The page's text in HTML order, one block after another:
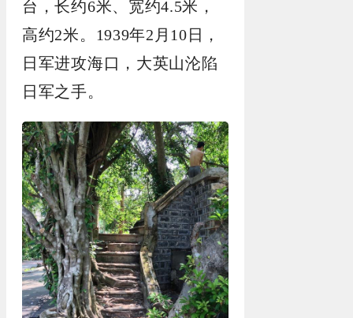
台，长约6米、宽约4.5米，
高约2米。1939年2月10日，
日军进攻海口，大英山沦陷
日军之手。